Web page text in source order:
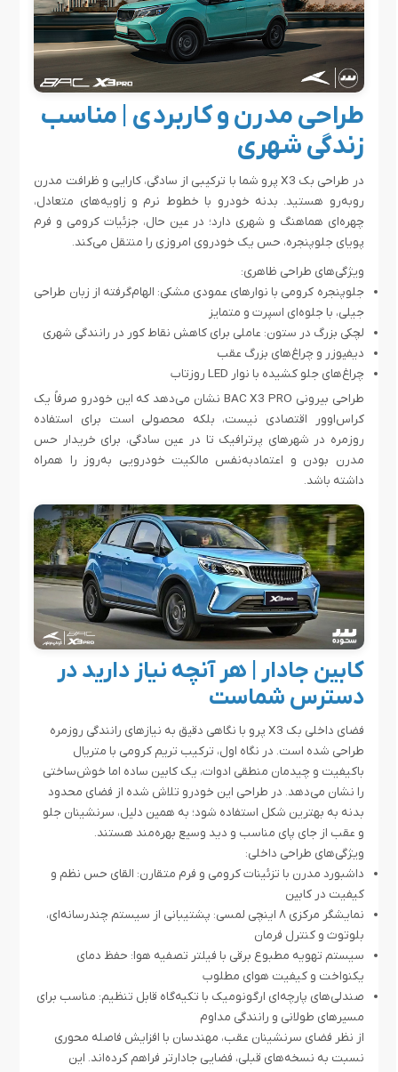
طراحی مدرن و کاربردی | مناسب
زندگی شهری
در طراحی بک X3 پرو شما با ترکیبی از سادگی، کارایی و ظرافت مدرن
روبه‌رو هستید. بدنه‌ خودرو با خطوط نرم و زاویه‌های متعادل،
چهره‌ای هماهنگ و شهری دارد؛ در عین حال، جزئیات کرومی و فرم
پویای جلوپنجره، حس یک خودروی امروزی را منتقل می‌کند.
ویژگی‌های طراحی ظاهری:
جلوپنجره کرومی با نوارهای عمودی مشکی: الهام‌گرفته از زبان طراحی
جیلی، با جلوه‌ای اسپرت و متمایز
لچکی بزرگ در ستون: عاملی برای کاهش نقاط کور در رانندگی شهری
دیفیوزر و چراغ‌های بزرگ عقب
چراغ‌های جلو کشیده با نوار LED روزتاب
طراحی بیرونی BAC X3 PRO نشان می‌دهد که این خودرو صرفاً یک
کراس‌اوور اقتصادی نیست، بلکه محصولی است برای استفاده‌
روزمره در شهرهای پرترافیک تا در عین سادگی، برای خریدار حس
مدرن بودن و اعتمادبه‌نفس مالکیت خودرویی به‌روز را همراه
داشته باشد.
کابین جادار | هر آنچه نیاز دارید در
دسترس شماست
فضای داخلی بک X3 پرو با نگاهی دقیق به نیازهای رانندگی روزمره
طراحی شده است. در نگاه اول، ترکیب تریم کرومی با متریال
باکیفیت و چیدمان منطقی ادوات، یک کابین ساده اما خوش‌ساختی
را نشان می‌دهد. در طراحی این خودرو تلاش شده از فضای محدود
بدنه به بهترین شکل استفاده شود؛ به همین دلیل، سرنشینان جلو
و عقب از جای پای مناسب و دید وسیع بهره‌مند هستند.
ویژگی‌های طراحی داخلی:
داشبورد مدرن با تزئینات کرومی و فرم متقارن: القای حس نظم و
کیفیت در کابین
نمایشگر مرکزی ۸ اینچی لمسی: پشتیبانی از سیستم چندرسانه‌ای،
بلوتوث و کنترل فرمان
سیستم تهویه مطبوع برقی با فیلتر تصفیه هوا: حفظ دمای
یکنواخت و کیفیت هوای مطلوب
صندلی‌های پارچه‌ای ارگونومیک با تکیه‌گاه قابل تنظیم: مناسب برای
مسیرهای طولانی و رانندگی مداوم
از نظر فضای سرنشینان عقب، مهندسان با افزایش فاصله‌ محوری
نسبت به نسخه‌های قبلی، فضایی جادارتر فراهم کرده‌اند. این